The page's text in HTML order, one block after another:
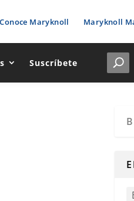
Conoce Maryknoll Maryknoll
Suscríbete